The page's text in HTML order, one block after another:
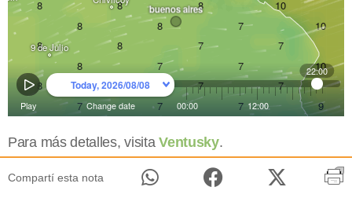
Para más detalles, visitaVentusky.
Compartí esta nota